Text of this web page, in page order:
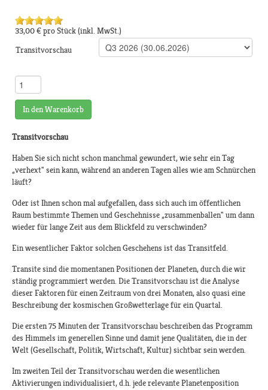
33,00 €pro Stück(inkl. MwSt.)
Transitvorschau
In den Warenkorb
Transitvorschau
Haben Sie sich nicht schon manchmal gewundert, wie sehr ein Tag
„verhext" sein kann, während an anderen Tagen alles wie am Schnürchen
läuft?
Oder ist Ihnen schon mal aufgefallen, dass sich auch im öffentlichen
Raum bestimmte Themen und Geschehnisse „zusammenballen" um dann
wieder für lange Zeit aus dem Blickfeld zu verschwinden?
Ein wesentlicher Faktor solchen Geschehens ist das Transitfeld.
Transite sind die momentanen Positionen der Planeten, durch die wir
ständig programmiert werden. Die Transitvorschau ist die Analyse
dieser Faktoren für einen Zeitraum von drei Monaten, also quasi eine
Beschreibung der kosmischen Großwetterlage für ein Quartal.
Die ersten 75 Minuten der Transitvorschau beschreiben das Programm
des Himmels im generellen Sinne und damit jene Qualitäten, die in der
Welt (Gesellschaft, Politik, Wirtschaft, Kultur) sichtbar sein werden.
Im zweiten Teil der Transitvorschau werden die wesentlichen
Aktivierungen individualisiert, d.h. jede relevante Planetenposition